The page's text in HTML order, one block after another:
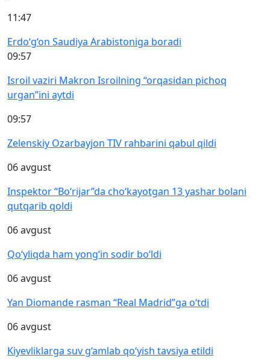
11:47
Erdo‘g‘on Saudiya Arabistoniga boradi
09:57
Isroil vaziri Makron Isroilning “orqasidan pichoq
urgan”ini aytdi
09:57
Zelenskiy Ozarbayjon TIV rahbarini qabul qildi
06 avgust
Inspektor “Bo‘rijar”da cho‘kayotgan 13 yashar bolani
qutqarib qoldi
06 avgust
Qo‘yliqda ham yong‘in sodir bo‘ldi
06 avgust
Yan Diomande rasman “Real Madrid”ga o‘tdi
06 avgust
Kiyevliklarga suv g‘amlab qo‘yish tavsiya etildi